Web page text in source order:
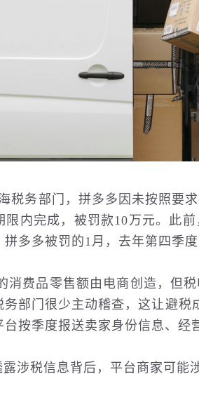
税务部门，拼多多因未按照要
限内完成，被罚款10万元。此
拼多多被罚的1月，去年第四季
消费品零售额由电商创造，但
务部门很少主动稽查，这让避
台按季度报送卖家身份信息、经
涉税信息背后，平台商家可能